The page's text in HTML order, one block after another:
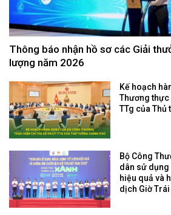
Thông báo nhận hồ sơ các Giải
lượng năm 2026
Kế hoạch
Thương thực
TTg của Thủ
Bộ Công
dân sử
hiệu quả và
dịch Giờ